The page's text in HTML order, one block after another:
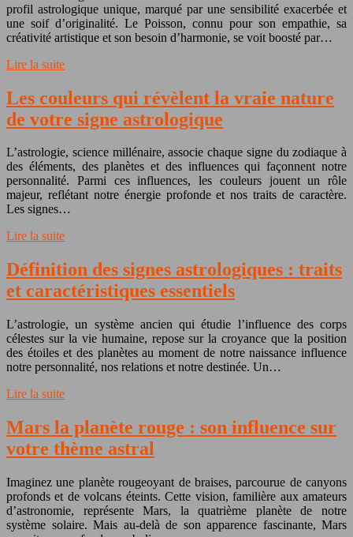
profil astrologique unique, marqué par une sensibilité exacerbée et
une soif d’originalité. Le Poisson, connu pour son empathie, sa
créativité artistique et son besoin d’harmonie, se voit boosté par…
Lire la suite
Les couleurs qui révèlent la vraie nature
de votre signe astrologique
L’astrologie, science millénaire, associe chaque signe du zodiaque à
des éléments, des planètes et des influences qui façonnent notre
personnalité. Parmi ces influences, les couleurs jouent un rôle
majeur, reflétant notre énergie profonde et nos traits de caractère.
Les signes…
Lire la suite
Définition des signes astrologiques : traits
et caractéristiques essentiels
L’astrologie, un système ancien qui étudie l’influence des corps
célestes sur la vie humaine, repose sur la croyance que la position
des étoiles et des planètes au moment de notre naissance influence
notre personnalité, nos relations et notre destinée. Un…
Lire la suite
Mars la planète rouge : son influence sur
votre thème astral
Imaginez une planète rougeoyant de braises, parcourue de canyons
profonds et de volcans éteints. Cette vision, familière aux amateurs
d’astronomie, représente Mars, la quatrième planète de notre
système solaire. Mais au-delà de son apparence fascinante, Mars